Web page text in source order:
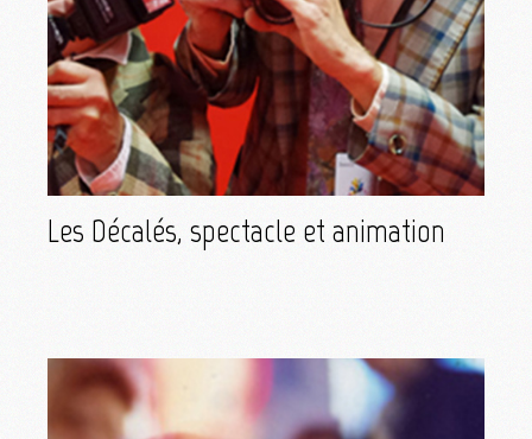
Les Décalés, spectacle et animation